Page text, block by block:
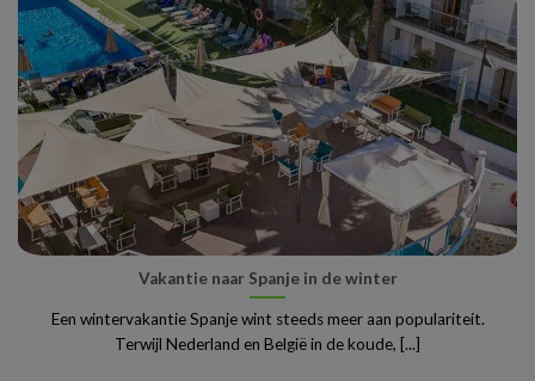
Vakantie naar Spanje in de winter
Een wintervakantie Spanje wint steeds meer aan populariteit.
Terwijl Nederland en België in de koude, [...]